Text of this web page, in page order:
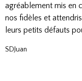
agréablement mis en
nos fidèles et
leurs petits défauts
SDJuan